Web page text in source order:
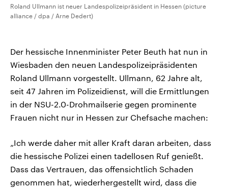
Roland Ullmann ist neuer Landespolizeipräsident in Hessen (picture
alliance / dpa / Arne Dedert)
Der hessische Innenminister Peter Beuth hat nun in
Wiesbaden den neuen Landespolizeipräsidenten
Roland Ullmann vorgestellt. Ullmann, 62 Jahre alt,
seit 47 Jahren im Polizeidienst, will die Ermittlungen
in der NSU-2.0-Drohmailserie gegen prominente
Frauen nicht nur in Hessen zur Chefsache machen:
„Ich werde daher mit aller Kraft daran arbeiten, dass
die hessische Polizei einen tadellosen Ruf genießt.
Dass das Vertrauen, das offensichtlich Schaden
genommen hat, wiederhergestellt wird, dass die